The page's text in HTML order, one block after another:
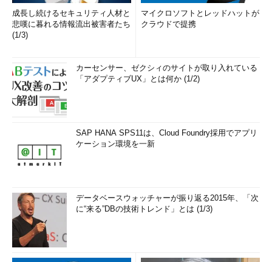
成長し続けるセキュリティ人材と
悲嘆に暮れる情報流出被害者たち
(1/3)
マイクロソフトとレッドハットが
クラウドで提携
カーセンサー、ゼクシィのサイトが取り入れている
「アダプティブUX」とは何か (1/2)
SAP HANA SPS11は、Cloud Foundry採用でアプリ
ケーション環境を一新
データベースウォッチャーが振り返る2015年、「次
に“来る”DBの技術トレンド」とは (1/3)